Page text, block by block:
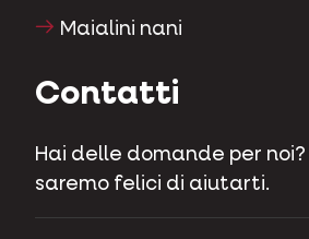
Maialini nani
Contatti
Hai delle domande per
saremo felici di aiutarti.